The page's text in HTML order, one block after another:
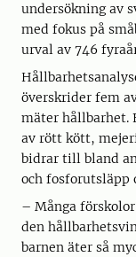
undersökning av
med fokus på
urval av 746
överskrider fem
mäter hållbarhet.
av rött kött,
bidrar till bland
och fosforutsläpp
– Många
den
barnen äter så